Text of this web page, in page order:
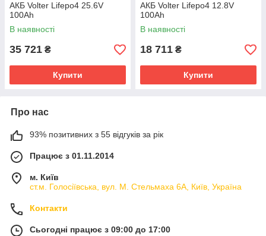
АКБ Volter Lifepo4 25.6V
100Ah
В наявності
35 721 ₴
Купити
АКБ Volter Lifepo4 12.8V
100Ah
В наявності
18 711 ₴
Купити
Про нас
93% позитивних з 55 відгуків за рік
Працює з 01.11.2014
м. Київ
ст.м. Голосіївська, вул. М. Стельмаха 6А, Київ, Україна
Контакти
Сьогодні працює з 09:00 до 17:00